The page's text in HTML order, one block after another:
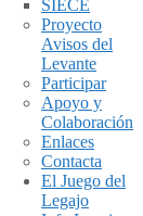
SIECE
Proyecto
Avisos del
Levante
Participar
Apoyo y
Colaboración
Enlaces
Contacta
El Juego del
Legajo